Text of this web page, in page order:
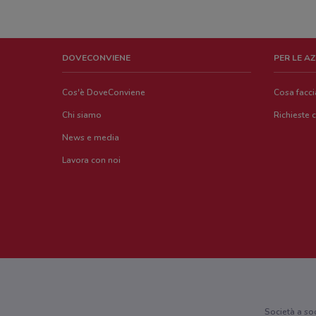
DOVECONVIENE
Cos'è DoveConviene
Chi siamo
News e media
Lavora con noi
PER LE
Cosa
Richieste
Società a